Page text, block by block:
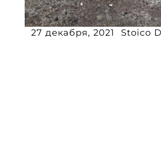
27 декабря, 2021 Stoico